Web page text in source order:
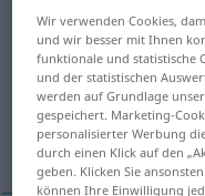
gefühlskalt
Übersicht aller
(Für mehr Details die
følelseskold
Wir verwenden Cookies,
und wir besser mit Ihnen
funktionale und statistische
und der statistischen
werden auf Grundlage
gespeichert. Marketing-
personalisierter Werbung
durch einen Klick auf den
geben. Klicken Sie
können Ihre Einwilligung